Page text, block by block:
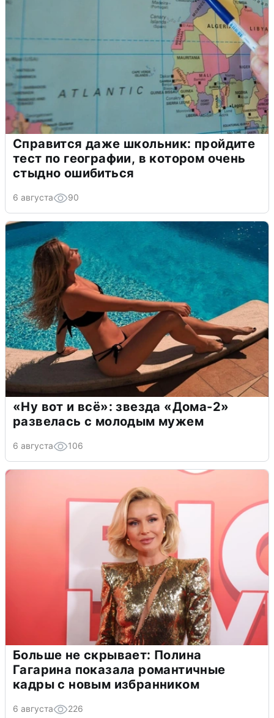
Справится даже школьник: пройдите
тест по географии, в котором очень
стыдно ошибиться
6 августа 90
«Ну вот и всё»: звезда «Дома-2»
развелась с молодым мужем
6 августа 106
Больше не скрывает: Полина
Гагарина показала романтичные
кадры с новым избранником
6 августа 226